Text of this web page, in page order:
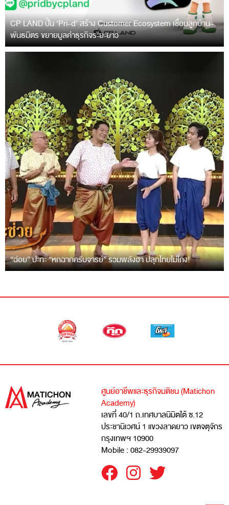
CP LAND ปั้น ‘Pri-d’ สร้าง Customer Ecosystem เชื่อมลูกบ้าน-
พันธมิตร ขยายมูลค่าธุรกิจระยะยาว
“ฉ่อย” ปะทะ “หกฉากครับจารย์” รวมพลังฮา ปลุกไทยไม่โกง!
ศูนย์อาชีพและธุรกิจมติชน (Matichon
Academy)
เลขที่ 40/1 ถ.เทศบาลนิมิตใต้ ซ.12
ประชานิเวศน์ 1 แขวงลาดยาว เขตจตุจักร
กรุงเทพฯ 10900
Mobile : 082-29939097